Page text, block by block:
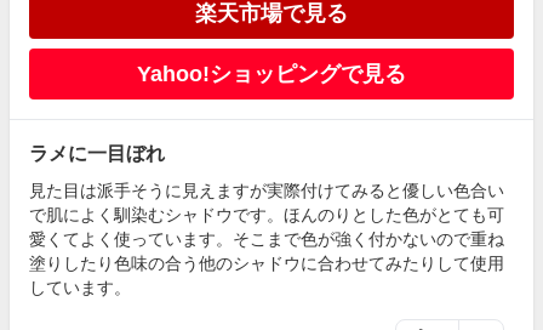
楽天市場で見る
Yahoo!ショッピングで見る
ラメに一目ぼれ
見た目は派手そうに見えますが実際付けてみると優しい色合い
で肌によく馴染むシャドウです。ほんのりとした色がとても可
愛くてよく使っています。そこまで色が強く付かないので重ね
塗りしたり色味の合う他のシャドウに合わせてみたりして使用
しています。